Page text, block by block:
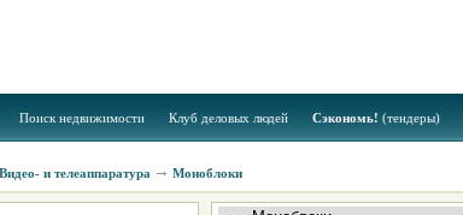
Поиск недвижимости Клуб деловых людей Сэкономь! (тендеры)
Видео- и телеаппаратура Моноблоки